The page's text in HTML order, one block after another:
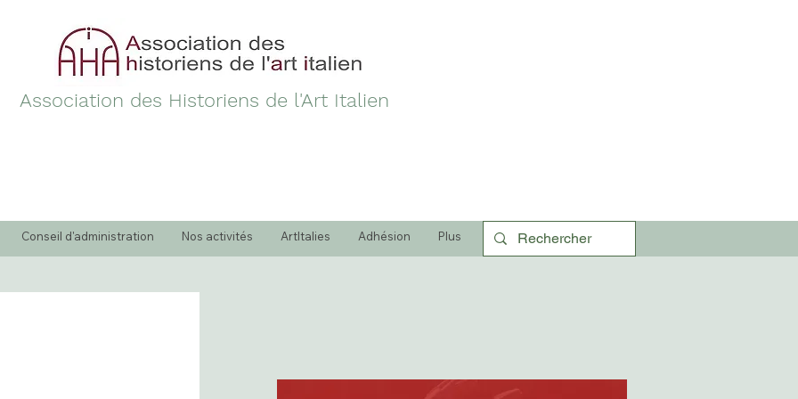
Association des Historiens de l'Art Italien
Conseil d'administration Nos activités ArtItalies Adhésion Plus